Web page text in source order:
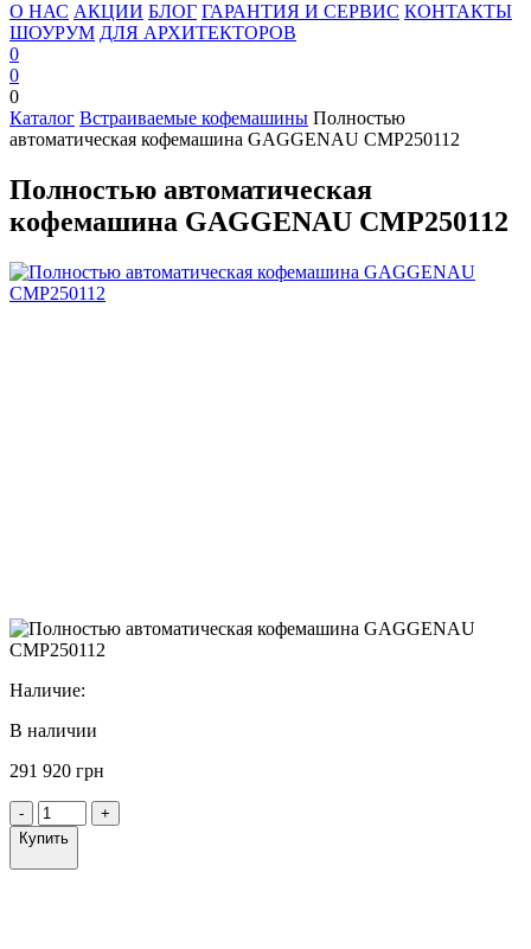
О НАС АКЦИИ БЛОГ ГАРАНТИЯ И СЕРВИС КОНТАКТЫ
ШОУРУМ ДЛЯ АРХИТЕКТОРОВ
0
0
0
Каталог Встраиваемые кофемашины Полностью
автоматическая кофемашина GAGGENAU CMP250112
Полностью автоматическая
кофемашина GAGGENAU CMP250112
Наличие:
В наличии
291 920 грн
-
+
Купить